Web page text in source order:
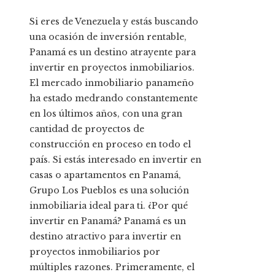
Si eres de Venezuela y estás buscando
una ocasión de inversión rentable,
Panamá es un destino atrayente para
invertir en proyectos inmobiliarios.
El mercado inmobiliario panameño
ha estado medrando constantemente
en los últimos años, con una gran
cantidad de proyectos de
construcción en proceso en todo el
país. Si estás interesado en invertir en
casas o apartamentos en Panamá,
Grupo Los Pueblos es una solución
inmobiliaria ideal para ti. ¿Por qué
invertir en Panamá? Panamá es un
destino atractivo para invertir en
proyectos inmobiliarios por
múltiples razones. Primeramente, el